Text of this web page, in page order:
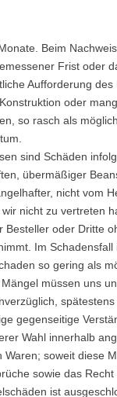
Beim
Frist oder
Aufforderung
oder
so rasch als
sind Schäden
übermäßiger
nicht vom
nicht zu vertreten
Besteller oder Dritte
Im
so gering als
müssen uns
gegenseitige
Wahl innerhalb
soweit diese
sowie das
ist